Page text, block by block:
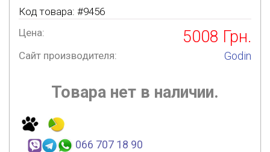
Код товара: #9456
Цена:
5008 Грн.
Сайт производителя: Godin
Товара нет в наличии.
066 707 18 90